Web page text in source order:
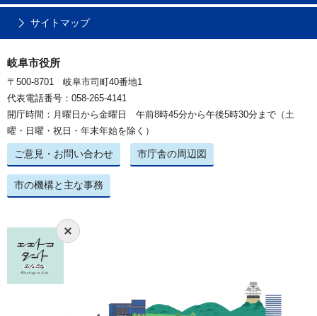
サイトマップ
岐阜市役所
〒500-8701 岐阜市司町40番地1
代表電話番号：058-265-4141
開庁時間：月曜日から金曜日 午前8時45分から午後5時30分まで（土
曜・日曜・祝日・年末年始を除く）
ご意見・お問い合わせ 市庁舎の周辺図
市の機構と主な事務